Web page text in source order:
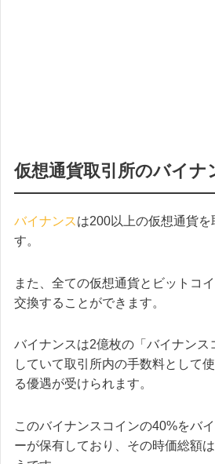
仮想通貨取引所のバイナ
バイナンスは200以上の仮想通貨
す。
また、全ての仮想通貨とビットコ
交換することができます。
バイナンスは2億枚の「バイナンス
していて取引所内の手数料として
る優遇が受けられます。
このバイナンスコインの40%をバ
ーが保有しており、その時価総額